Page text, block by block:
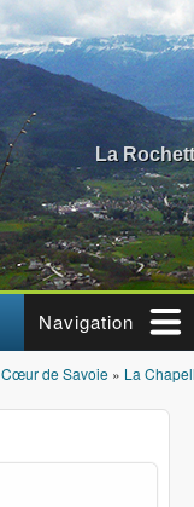
La
Navigation
Cœur de Savoie » La